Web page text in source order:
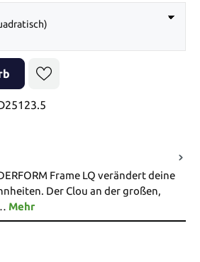
gewünschten Wert ein oder benutze die
Frame LQ verändert deine
Der Clou an der großen,
Mehr